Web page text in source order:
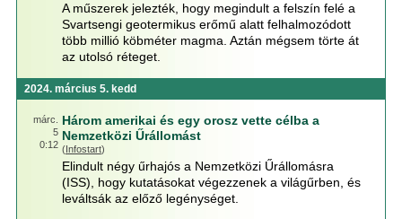
A műszerek jelezték, hogy megindult a felszín felé a
Svartsengi geotermikus erőmű alatt felhalmozódott
több millió köbméter magma. Aztán mégsem törte át
az utolsó réteget.
2024. március 5. kedd
márc.
5
0:12
Három amerikai és egy orosz vette célba a
Nemzetközi Űrállomást
(Infostart)
Elindult négy űrhajós a Nemzetközi Űrállomásra
(ISS), hogy kutatásokat végezzenek a világűrben, és
leváltsák az előző legénységet.